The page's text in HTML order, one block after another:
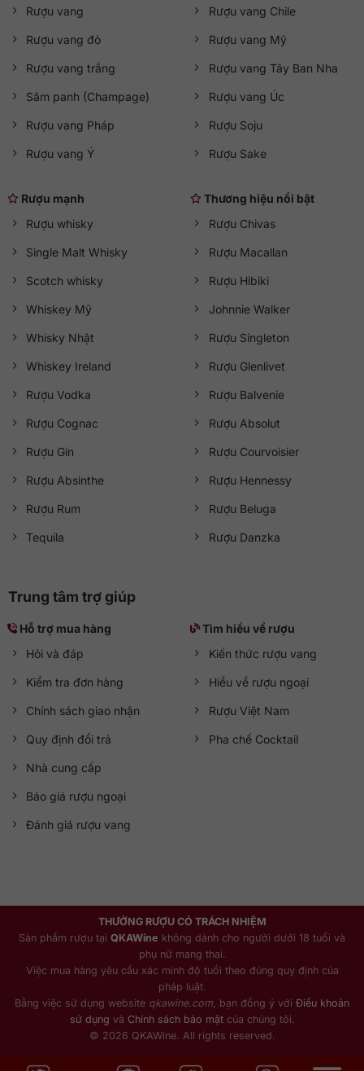
Rượu vang
Rượu vang đỏ
Rượu vang trắng
Sâm panh (Champage)
Rượu vang Pháp
Rượu vang Ý
Rượu vang Chile
Rượu vang Mỹ
Rượu vang Tây Ban Nha
Rượu vang Úc
Rượu Soju
Rượu Sake
Rượu mạnh
Rượu whisky
Single Malt Whisky
Scotch whisky
Whiskey Mỹ
Whisky Nhật
Whiskey Ireland
Rượu Vodka
Rượu Cognac
Rượu Gin
Rượu Absinthe
Rượu Rum
Tequila
Thương hiệu nổi bật
Rượu Chivas
Rượu Macallan
Rượu Hibiki
Johnnie Walker
Rượu Singleton
Rượu Glenlivet
Rượu Balvenie
Rượu Absolut
Rượu Courvoisier
Rượu Hennessy
Rượu Beluga
Rượu Danzka
Trung tâm trợ giúp
Hỗ trợ mua hàng
Hỏi và đáp
Kiểm tra đơn hàng
Chính sách giao nhận
Quy định đổi trả
Nhà cung cấp
Báo giá rượu ngoại
Đánh giá rượu vang
Tìm hiểu về rượu
Kiến thức rượu vang
Hiểu về rượu ngoại
Rượu Việt Nam
Pha chế Cocktail
THƯỞNG RƯỢU CÓ TRÁCH NHIỆM
Sản phẩm rượu tại QKAWine không dành cho người dưới 18 tuổi và
phụ nữ mang thai.
Việc mua hàng yêu cầu xác minh độ tuổi theo đúng quy định của
pháp luật.
Bằng việc sử dụng website qkawine.com , bạn đồng ý với Điều khoản
sử dụng và Chính sách bảo mậtcủa chúng tôi.
© 2026 QKAWine. All rights reserved.